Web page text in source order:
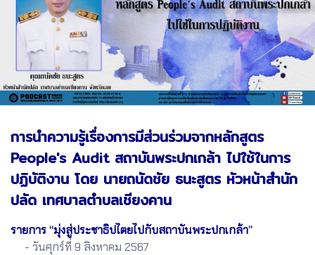
การนำความรู้เรื่องการมีส่วนร่วมจากหลักสูตร
People's Audit สถาบันพระปกเกล้า ไปใช้ในการ
ปฏิบัติงาน โดย นายถนัดชัย ธนะสูตร หัวหน้าสำนัก
ปลัด เทศบาลตำบลเชียงคาน
รายการ “มุ่งสู่ประชาธิปไตยไปกับสถาบันพระปกเกล้า”
- วันศุกร์ที่ 9 สิงหาคม 2567